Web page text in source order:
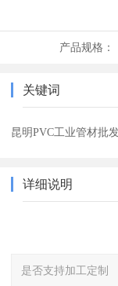
产品规格：
关键词
昆明PVC工业管材批
详细说明
是否支持加工定制